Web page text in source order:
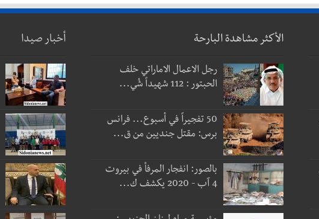
الأكثر مشاهدة البارحة
رجل الاعمال الاماراتي خلف
الحبتور : 112 شهيداً شُي...
50 تفجيراً في أسبوع... فرانس
برس: مقتل جنديين من ق...
بالصور: انفجار المرفأ في بيروت
4 آب - 2020 يكشف ك...
أخبار صيدا